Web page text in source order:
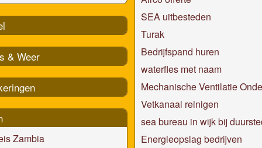
& Weer
Zambia
SEA uitbesteden
Turak
Bedrijfspand huren
waterfles met naam
Mechanische Ventilatie
Vetkanaal reinigen
sea bureau in wijk bij
Energieopslag bedrijven